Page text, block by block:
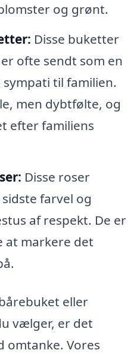
og grønt.
Disse buketter
ofte sendt som en
til familien.
men dybtfølte, og
efter familiens
Disse roser
farvel og
af respekt. De er
at markere det
eller
vælger, er det
omtanke. Vores